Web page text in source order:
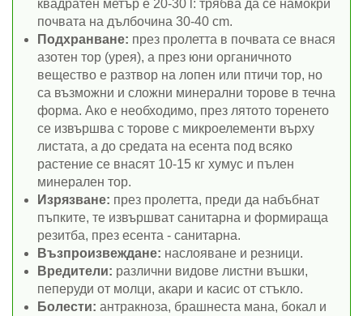
квадратен метър е 20-30 l: трябва да се намокри
почвата на дълбочина 30-40 cm.
Подхранване: през пролетта в почвата се внася
азотен тор (урея), а през юни органичното
вещество е разтвор на лопен или птичи тор, но
са възможни и сложни минерални торове в течна
форма. Ако е необходимо, през лятото торенето
се извършва с торове с микроелементи върху
листата, а до средата на есента под всяко
растение се внасят 10-15 кг хумус и пълен
минерален тор.
Изрязване: през пролетта, преди да набъбнат
пъпките, те извършват санитарна и формираща
резитба, през есента - санитарна.
Възпроизвеждане: наслояване и резници.
Вредители: различни видове листни въшки,
пеперуди от молци, акари и касис от стъкло.
Болести: антракноза, брашнеста мана, бокал и